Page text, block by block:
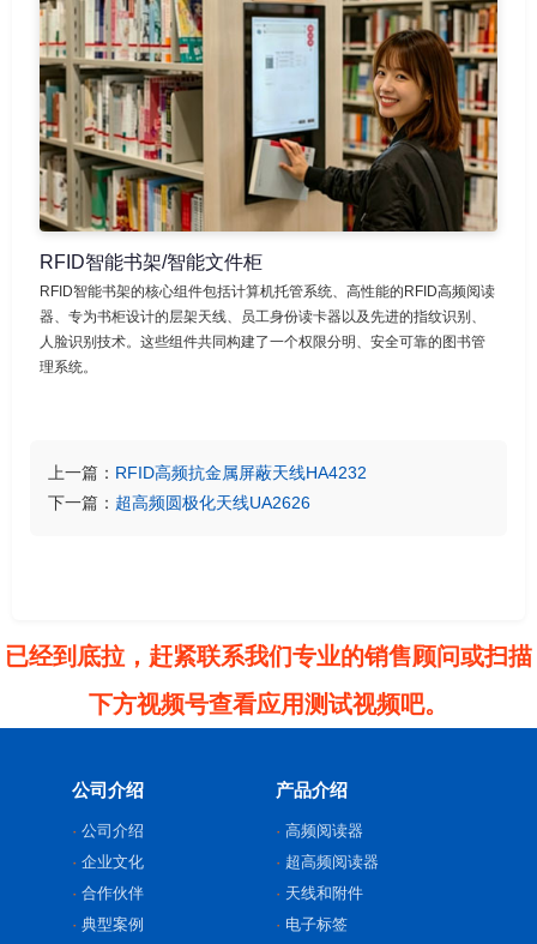
RFID智能书架/智能文件柜
RFID智能书架的核心组件包括计算机托管系统、高性能的RFID高频阅读
器、专为书柜设计的层架天线、员工身份读卡器以及先进的指纹识别、
人脸识别技术。这些组件共同构建了一个权限分明、安全可靠的图书管
理系统。
上一篇： RFID高频抗金属屏蔽天线HA4232
下一篇： 超高频圆极化天线UA2626
已经到底拉，赶紧联系我们专业的销售顾问或扫描
下方视频号查看应用测试视频吧。
公司介绍
公司介绍
企业文化
合作伙伴
典型案例
产品介绍
高频阅读器
超高频阅读器
天线和附件
电子标签